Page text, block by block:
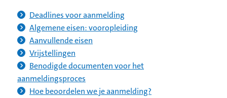
Deadlines voor aanmelding
Algemene eisen: vooropleiding
Aanvullende eisen
Vrijstellingen
Benodigde documenten voor het
aanmeldingsproces
Hoe beoordelen we je aanmelding?